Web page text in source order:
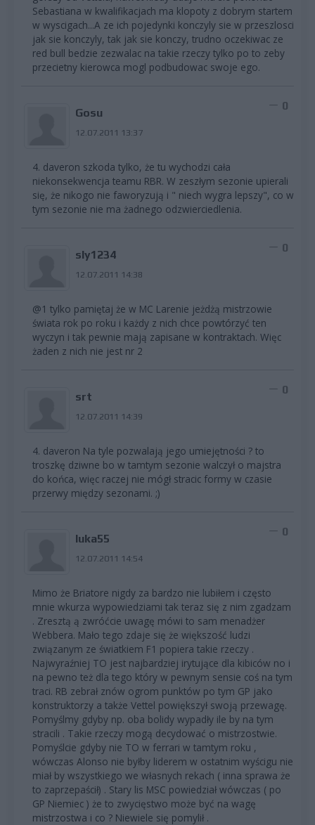
Sebastiana w kwalifikacjach ma klopoty z dobrym startem
w wyscigach...A ze ich pojedynki konczyly sie w przeszlosci
jak sie konczyly, tak jak sie konczy, trudno oczekiwac ze
red bull bedzie zezwalac na takie rzeczy tylko po to zeby
przecietny kierowca mogl podbudowac swoje ego.
Gosu
12.07.2011 13:37
0
4. daveron szkoda tylko, że tu wychodzi cała
niekonsekwencja teamu RBR. W zeszłym sezonie upierali
się, że nikogo nie faworyzują i " niech wygra lepszy", co w
tym sezonie nie ma żadnego odzwierciedlenia.
sly1234
12.07.2011 14:38
0
@1 tylko pamiętaj że w MC Larenie jeżdżą mistrzowie
świata rok po roku i każdy z nich chce powtórzyć ten
wyczyn i tak pewnie mają zapisane w kontraktach. Więc
żaden z nich nie jest nr 2
srt
12.07.2011 14:39
0
4. daveron Na tyle pozwalają jego umiejętności ? to
troszkę dziwne bo w tamtym sezonie walczył o majstra
do końca, więc raczej nie mógł stracic formy w czasie
przerwy między sezonami. ;)
luka55
12.07.2011 14:54
0
Mimo że Briatore nigdy za bardzo nie lubiłem i często
mnie wkurza wypowiedziami tak teraz się z nim zgadzam
. Zresztą ą zwróćcie uwagę mówi to sam menadżer
Webbera. Mało tego zdaje się że większość ludzi
związanym ze światkiem F1 popiera takie rzeczy .
Najwyraźniej TO jest najbardziej irytujące dla kibiców no i
na pewno też dla tego który w pewnym sensie coś na tym
traci. RB zebrał znów ogrom punktów po tym GP jako
konstruktorzy a także Vettel powiększył swoją przewagę.
Pomyślmy gdyby np. oba bolidy wypadły ile by na tym
stracili . Takie rzeczy mogą decydować o mistrzostwie.
Pomyślcie gdyby nie TO w ferrari w tamtym roku ,
wówczas Alonso nie byłby liderem w ostatnim wyścigu nie
miał by wszystkiego we własnych rekach ( inna sprawa że
to zaprzepaścił) . Stary lis MSC powiedział wówczas ( po
GP Niemiec ) że to zwycięstwo może być na wagę
mistrzostwa i co ? Niewiele się pomylił .